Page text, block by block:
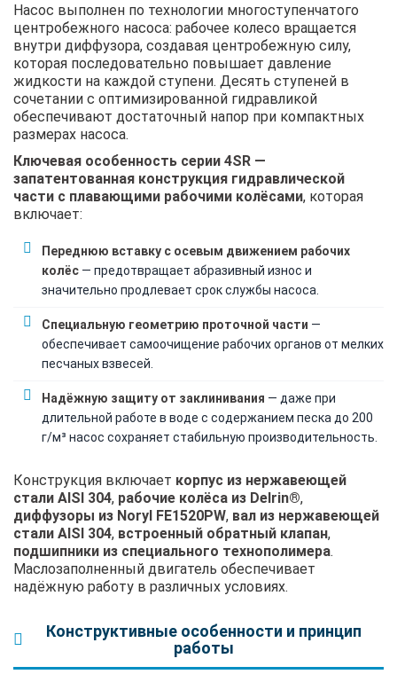
Насос выполнен по технологии многоступенчатого
центробежного насоса: рабочее колесо вращается
внутри диффузора, создавая центробежную силу,
которая последовательно повышает давление
жидкости на каждой ступени. Десять ступеней в
сочетании с оптимизированной гидравликой
обеспечивают достаточный напор при компактных
размерах насоса.
Ключевая особенность серии 4SR —
запатентованная конструкция гидравлической
части с плавающими рабочими колёсами, которая
включает:
Переднюю вставку с осевым движением рабочих
колёс — предотвращает абразивный износ и
значительно продлевает срок службы насоса.
Специальную геометрию проточной части —
обеспечивает самоочищение рабочих органов от мелких
песчаных взвесей.
Надёжную защиту от заклинивания — даже при
длительной работе в воде с содержанием песка до 200
г/м³ насос сохраняет стабильную производительность.
Конструкция включает корпус из нержавеющей
стали AISI 304, рабочие колёса из Delrin®,
диффузоры из Noryl FE1520PW, вал из нержавеющей
стали AISI 304, встроенный обратный клапан,
подшипники из специального технополимера.
Маслозаполненный двигатель обеспечивает
надёжную работу в различных условиях.
Конструктивные особенности и принцип
работы